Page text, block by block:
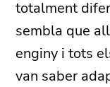
totalment
sembla que
enginy i tots
van saber